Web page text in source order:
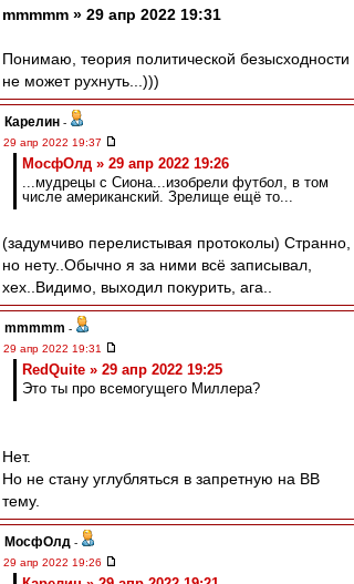
mmmmm » 29 апр 2022 19:31
Понимаю, теория политической безысходности
не может рухнуть...)))
Карелин -
29 апр 2022 19:37
МосфОлд » 29 апр 2022 19:26
...мудрецы с Сиона...изобрели футбол, в том
числе американский. Зрелище ещё то...
(задумчиво перелистывая протоколы) Странно,
но нету..Обычно я за ними всё записывал,
хех..Видимо, выходил покурить, ага..
mmmmm -
29 апр 2022 19:31
RedQuite » 29 апр 2022 19:25
Это ты про всемогущего Миллера?
Нет.
Но не стану углубляться в запретную на ВВ
тему.
МосфОлд -
29 апр 2022 19:26